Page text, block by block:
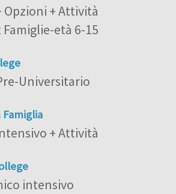
Opzioni + Attività
Famiglie-età 6-15
Universitario
Famiglia
+ Attività
intensivo